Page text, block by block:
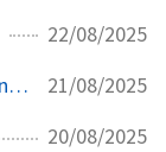
22/08/2025
Acusação de plano de fuga de Bolsonaro para Argentina 21/08/2025
20/08/2025